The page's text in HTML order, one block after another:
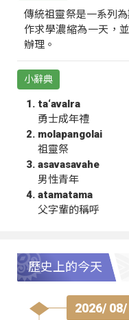
傳統祖靈祭是一系列
作求學濃縮為一天，
辦理。
小辭典
ta‘avalra
勇士成年禮
molapangolai
祖靈祭
asavasavahe
男性青年
atamatama
父字輩的稱呼
歷史上的今天
2026/